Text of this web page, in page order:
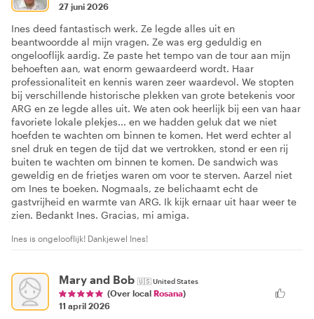
27 juni 2026
Ines deed fantastisch werk. Ze legde alles uit en
beantwoordde al mijn vragen. Ze was erg geduldig en
ongelooflijk aardig. Ze paste het tempo van de tour aan mijn
behoeften aan, wat enorm gewaardeerd wordt. Haar
professionaliteit en kennis waren zeer waardevol. We stopten
bij verschillende historische plekken van grote betekenis voor
ARG en ze legde alles uit. We aten ook heerlijk bij een van haar
favoriete lokale plekjes... en we hadden geluk dat we niet
hoefden te wachten om binnen te komen. Het werd echter al
snel druk en tegen de tijd dat we vertrokken, stond er een rij
buiten te wachten om binnen te komen. De sandwich was
geweldig en de frietjes waren om voor te sterven. Aarzel niet
om Ines te boeken. Nogmaals, ze belichaamt echt de
gastvrijheid en warmte van ARG. Ik kijk ernaar uit haar weer te
zien. Bedankt Ines. Gracias, mi amiga.
Ines is ongelooflijk! Dankjewel Ines!
Mary and Bob 🇺🇸United States
(Over local Rosana)
11 april 2026